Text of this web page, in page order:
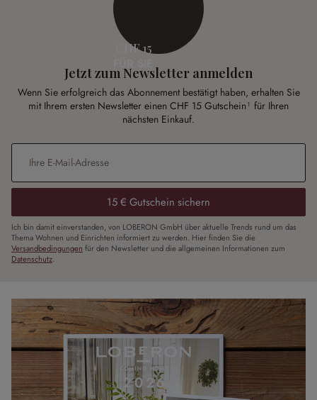
CHF 15
Jetzt zum Newsletter anmelden
Wenn Sie erfolgreich das Abonnement bestätigt haben, erhalten Sie
mit Ihrem ersten Newsletter einen CHF 15 Gutschein¹ für Ihren
nächsten Einkauf.
E-Mail-Adresse
15 € Gutschein sichern
Ich bin damit einverstanden, von LOBERON GmbH über aktuelle Trends rund um das
Thema Wohnen und Einrichten informiert zu werden. Hier finden Sie die
Versandbedingungen für den Newsletter und die allgemeinen Informationen zum
Datenschutz.